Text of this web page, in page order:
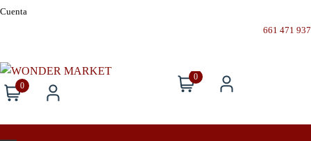
Cuenta
661 471 937
0
0